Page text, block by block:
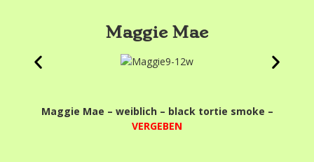
Maggie Mae
Maggie Mae – weiblich – black tortie smoke –
VERGEBEN